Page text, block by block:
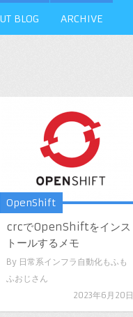
BLOG ARCHIVE
OpenShift
crcでOpenShiftをインス
トールするメモ
By 日常系インフラ自動化もふも
ふおじさん
2023年6月20日